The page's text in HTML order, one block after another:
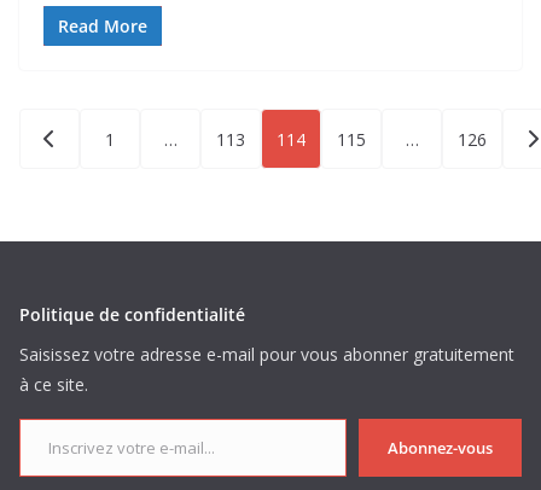
Read More
Pagination
publications
1 … 113 114 115 … 126
Politique de confidentialité
Saisissez votre adresse e-mail pour vous abonner gratuitement
à ce site.
Inscrivez votre e-mail...
Abonnez-vous